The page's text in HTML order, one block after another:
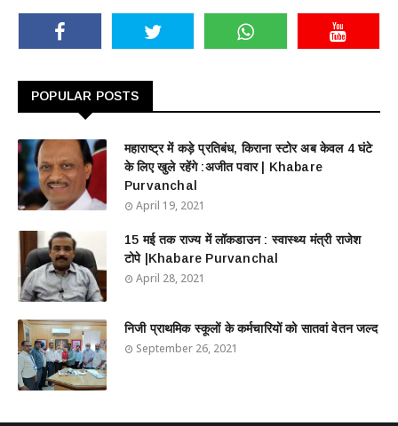
POPULAR POSTS
महाराष्ट्र में कड़े प्रतिबंध, किराना स्टोर अब केवल 4 घंटे
के लिए खुले रहेंगे :अजीत पवार | Khabare
Purvanchal
April 19, 2021
15 मई तक राज्य में लॉकडाउन : स्वास्थ्य मंत्री राजेश
टोपे |Khabare Purvanchal
April 28, 2021
निजी प्राथमिक स्कूलों के कर्मचारियों को सातवां वेतन जल्द
September 26, 2021